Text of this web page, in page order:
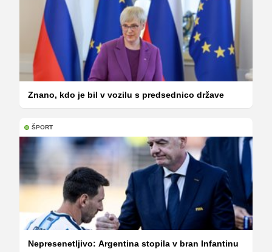
Znano, kdo je bil v vozilu s predsednico države
ŠPORT
Nepresenetljivo: Argentina stopila v bran Infantinu